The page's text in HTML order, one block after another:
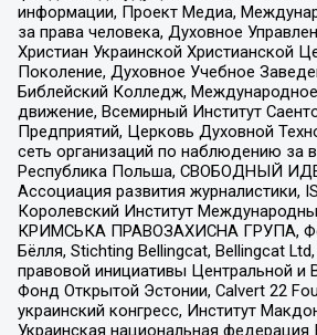
информации, Проект Медиа,
за права человека, Духовное
Христиан Украинской Христианской
Поколение, Духовное Учебное
Библейский Колледж, Международное
движение, Всемирный Институт
Предприятий, Церковь Духовной
сеть организаций по наблюдению за
Республика Польша, СВОБОДНЫЙ
Ассоциация развития журналистики,
Королевский Институт
КРИМСЬКА ПРАВОЗАХИСНА ГРУПА,
Бёлля, Stichting Bellingcat, Bellingcat
правовой инициативы Центральной и
Фонд Открытой Эстонии, Calvert 22
украинский конгресс, Институт
Украинская национальная федерация